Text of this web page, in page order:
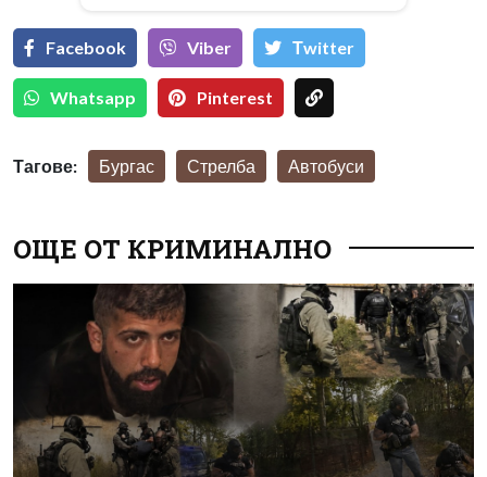
Facebook Viber Тwitter
Whatsapp Pinterest
Тагове: Бургас Стрелба Автобуси
ОЩЕ ОТ КРИМИНАЛНО